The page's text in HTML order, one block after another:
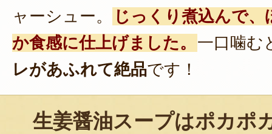
ャーシュー。
じっくり煮込んで
か食感に仕上げました。 一口噛む
レがあふれて絶品です！
生姜醤油スープはポカポ